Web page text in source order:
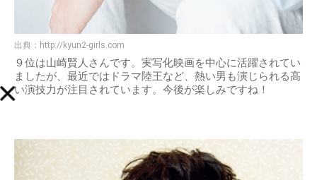
出典： http://kyun2-girls.com
９位は山崎賢人さんです。実写化映画を中心に活躍されてい
ましたが、最近ではドラマ陸王など、熱い男も演じられる高
い演技力が注目されています。今後が楽しみですね！